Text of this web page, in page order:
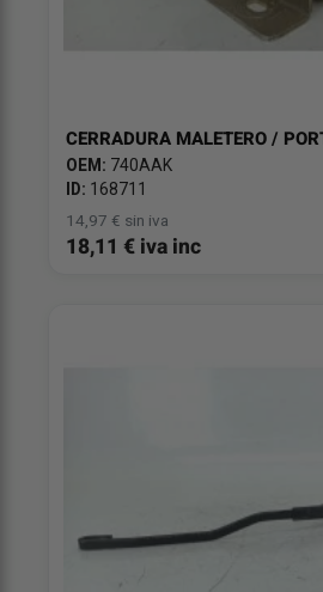
CERRADURA MALETERO /
OEM: 740AAK
ID: 168711
14,97 € sin iva
18,11 € iva inc